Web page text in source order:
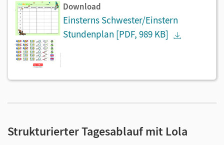
Download
Einsterns Schwester/Einstern
Stundenplan [PDF, 989 KB]
Strukturierter Tagesablauf mit Lola